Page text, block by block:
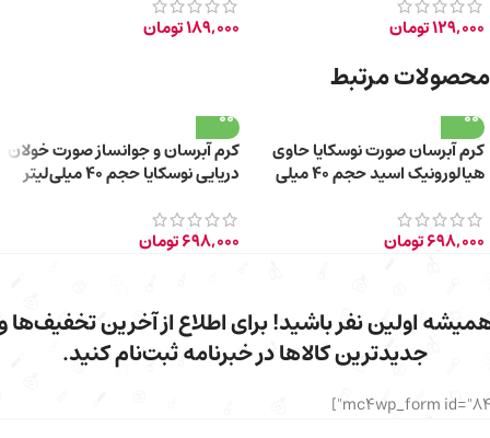
129,000تومان 189,000تومان
محصولات مرتبط
کرم آبرسان صورت نوسکایا حاوی
هیالورونیک اسید حجم 40 میلی
698,000تومان
کرم آبرسان و جوانساز صورت خولان
دریایی نوسکایا حجم 40 میلی‌لیتر
698,000تومان
اولین نفر باشید! برای اطلاع از آخرین تخفیف‌ها
جدیدترین کالاها در خبرنامه ثبت‌نام کنید.